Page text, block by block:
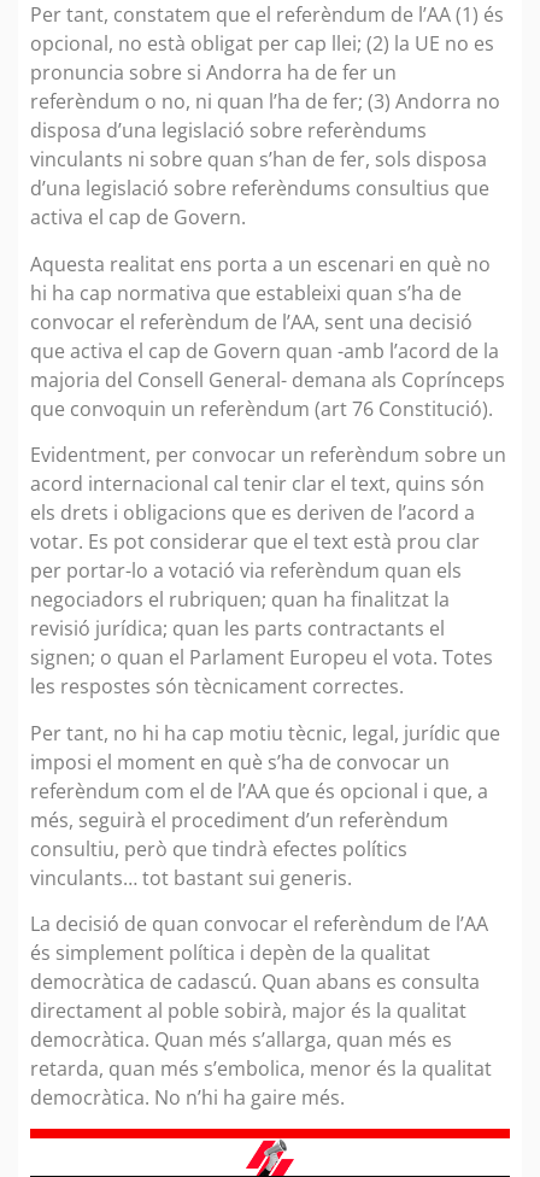
Per tant, constatem que el referèndum de l’AA (1) és
opcional, no està obligat per cap llei; (2) la UE no es
pronuncia sobre si Andorra ha de fer un
referèndum o no, ni quan l’ha de fer; (3) Andorra no
disposa d’una legislació sobre referèndums
vinculants ni sobre quan s’han de fer, sols disposa
d’una legislació sobre referèndums consultius que
activa el cap de Govern.
Aquesta realitat ens porta a un escenari en què no
hi ha cap normativa que estableixi quan s’ha de
convocar el referèndum de l’AA, sent una decisió
que activa el cap de Govern quan -amb l’acord de la
majoria del Consell General- demana als Coprínceps
que convoquin un referèndum (art 76 Constitució).
Evidentment, per convocar un referèndum sobre un
acord internacional cal tenir clar el text, quins són
els drets i obligacions que es deriven de l’acord a
votar. Es pot considerar que el text està prou clar
per portar-lo a votació via referèndum quan els
negociadors el rubriquen; quan ha finalitzat la
revisió jurídica; quan les parts contractants el
signen; o quan el Parlament Europeu el vota. Totes
les respostes són tècnicament correctes.
Per tant, no hi ha cap motiu tècnic, legal, jurídic que
imposi el moment en què s’ha de convocar un
referèndum com el de l’AA que és opcional i que, a
més, seguirà el procediment d’un referèndum
consultiu, però que tindrà efectes polítics
vinculants… tot bastant sui generis.
La decisió de quan convocar el referèndum de l’AA
és simplement política i depèn de la qualitat
democràtica de cadascú. Quan abans es consulta
directament al poble sobirà, major és la qualitat
democràtica. Quan més s’allarga, quan més es
retarda, quan més s’embolica, menor és la qualitat
democràtica. No n’hi ha gaire més.